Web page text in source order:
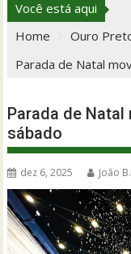
Você está aqui
Home
Ouro
Parada de Natal
Parada de
sábado
dez 6, 2025 João